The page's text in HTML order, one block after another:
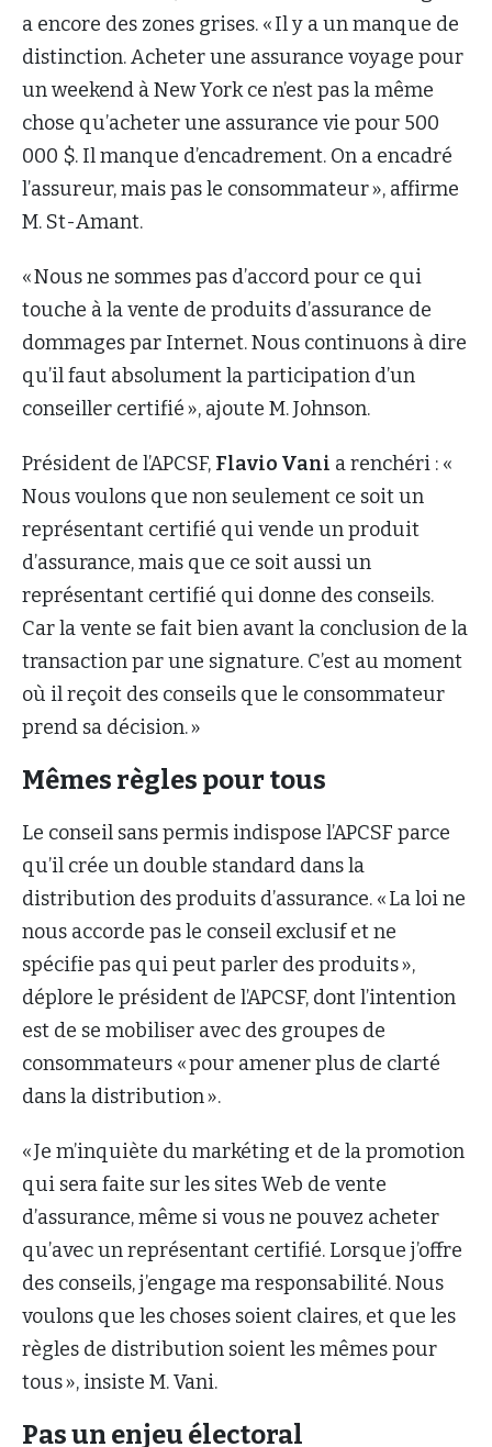
a encore des zones grises. « Il y a un manque de
distinction. Acheter une assurance voyage pour
un weekend à New York ce n’est pas la même
chose qu’acheter une assurance vie pour 500
000 $. Il manque d’encadrement. On a encadré
l’assureur, mais pas le consommateur », affirme
M. St-Amant.
« Nous ne sommes pas d’accord pour ce qui
touche à la vente de produits d’assurance de
dommages par Internet. Nous continuons à dire
qu’il faut absolument la participation d’un
conseiller certifié », ajoute M. Johnson.
Président de l’APCSF, Flavio Vani a renchéri : «
Nous voulons que non seulement ce soit un
représentant certifié qui vende un produit
d’assurance, mais que ce soit aussi un
représentant certifié qui donne des conseils.
Car la vente se fait bien avant la conclusion de la
transaction par une signature. C’est au moment
où il reçoit des conseils que le consommateur
prend sa décision. »
Mêmes règles pour tous
Le conseil sans permis indispose l’APCSF parce
qu’il crée un double standard dans la
distribution des produits d’assurance. « La loi ne
nous accorde pas le conseil exclusif et ne
spécifie pas qui peut parler des produits »,
déplore le président de l’APCSF, dont l’intention
est de se mobiliser avec des groupes de
consommateurs « pour amener plus de clarté
dans la distribution ».
« Je m’inquiète du markéting et de la promotion
qui sera faite sur les sites Web de vente
d’assurance, même si vous ne pouvez acheter
qu’avec un représentant certifié. Lorsque j’offre
des conseils, j’engage ma responsabilité. Nous
voulons que les choses soient claires, et que les
règles de distribution soient les mêmes pour
tous », insiste M. Vani.
Pas un enjeu électoral